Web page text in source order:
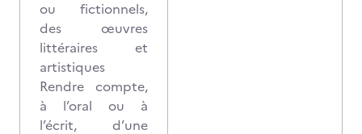
ou fictionnels,
des œuvres
littéraires et
artistiques
Rendre compte,
à l’oral ou à
l’écrit, d’une